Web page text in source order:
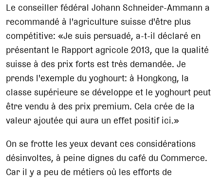
Le conseiller fédéral Johann Schneider-Ammann a
recommandé à l'agriculture suisse d'être plus
compétitive: «Je suis persuadé, a-t-il déclaré en
présentant le Rapport agricole 2013, que la qualité
suisse à des prix forts est très demandée. Je
prends l'exemple du yoghourt: à Hongkong, la
classe supérieure se développe et le yoghourt peut
être vendu à des prix premium. Cela crée de la
valeur ajoutée qui aura un effet positif ici.»
On se frotte les yeux devant ces considérations
désinvoltes, à peine dignes du café du Commerce.
Car il y a peu de métiers où les efforts de